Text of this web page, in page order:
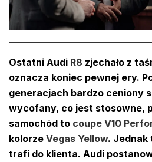
Ostatni Audi R8 zjechało z
oznacza koniec pewnej ery.
generacjach bardzo ceniony
wycofany, co jest stosowne,
samochód to coupe V10
kolorze Vegas Yellow. Jednak
trafi do klienta. Audi